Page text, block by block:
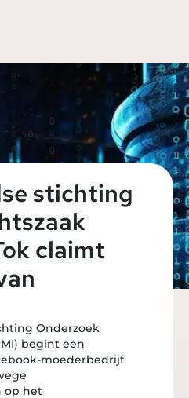
stichting
claimt
Onderzoek
begint een
moederbedrijf
op het